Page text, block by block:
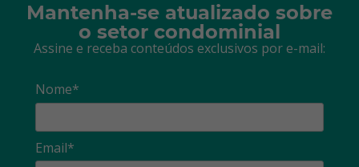
Mantenha-se atualizado sobre
o setor condominial
Assine e receba conteúdos exclusivos por e-mail:
Nome*
Email*